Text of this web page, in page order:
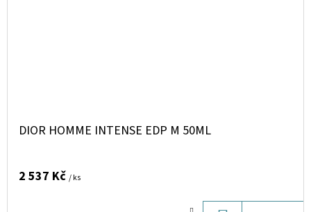
DIOR HOMME INTENSE EDP M 50ML
2 537 Kč / ks